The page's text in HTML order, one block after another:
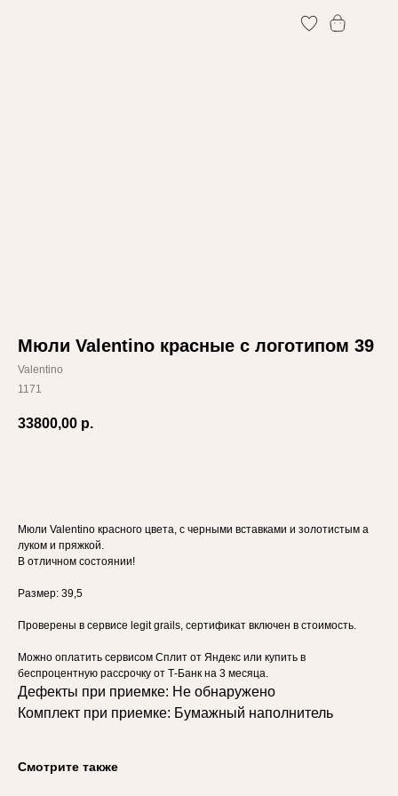
Мюли Valentino красные с логотипом 39
Valentino
1171
33800,00 р.
Мюли Valentino красного цвета, с черными вставками и золотистым а
луком и пряжкой.
В отличном состоянии!
Размер: 39,5
Проверены в сервисе legit grails, сертификат включен в стоимость.
Можно оплатить сервисом Сплит от Яндекс или купить в
беспроцентную рассрочку от Т-Банк на 3 месяца.
Дефекты при приемке: Не обнаружено
Комплект при приемке: Бумажный наполнитель
Смотрите также